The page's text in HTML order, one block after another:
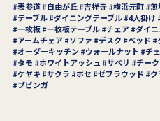
表参道 自由が丘 吉祥寺 横浜元町 無
テーブル ダイニングテーブル 4人掛け
一枚板 一枚板テーブル チェア ダイ
アームチェア
ソファ デスク ベッド
オーダーキッチン
ウォールナット チ
タモ
ホワイトアッシュ サペリ チーク
ケヤキ
サクラ ボセ ゼブラウッド
ブビンガ